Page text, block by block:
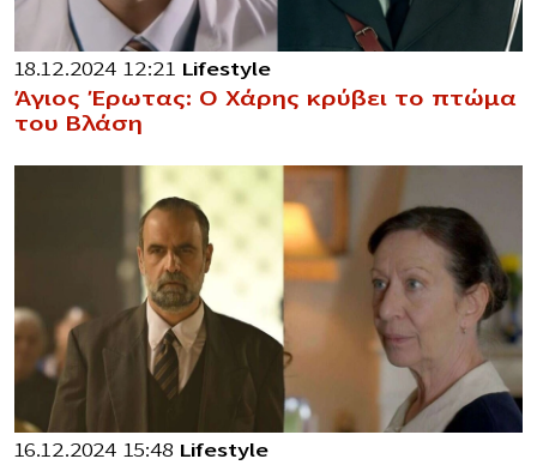
18.12.2024 12:21 Lifestyle
Άγιος Έρωτας: Ο Χάρης κρύβει το πτώμα
του Βλάση
16.12.2024 15:48 Lifestyle